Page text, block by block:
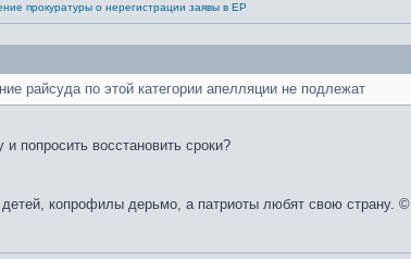
прокуратуры о нерегистрации заявы в ЕР
райсуда по этой категории апелляции не подлежат
попросить восстановить сроки?
копрофилы дерьмо, а патриоты любят свою страну. ©